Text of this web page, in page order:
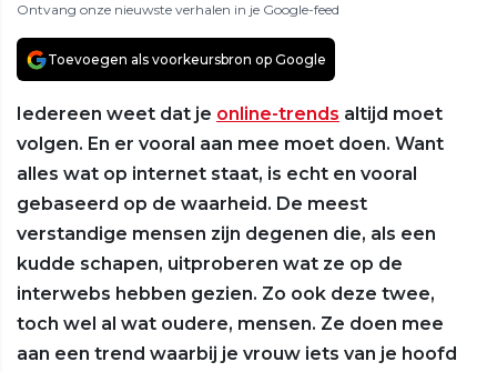
Ontvang onze nieuwste verhalen in je Google-feed
Toevoegen als voorkeursbron op Google
Iedereen weet dat je online-trends altijd moet
volgen. En er vooral aan mee moet doen. Want
alles wat op internet staat, is echt en vooral
gebaseerd op de waarheid. De meest
verstandige mensen zijn degenen die, als een
kudde schapen, uitproberen wat ze op de
interwebs hebben gezien. Zo ook deze twee,
toch wel al wat oudere, mensen. Ze doen mee
aan een trend waarbij je vrouw iets van je hoofd